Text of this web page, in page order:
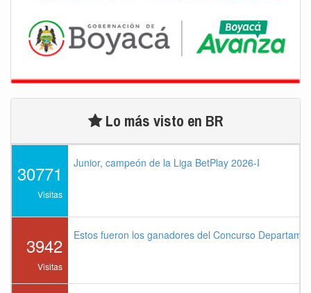
Lo más visto en BR
30771
Visitas
Junior, campeón de la Liga BetPlay 2026-I
3942
Visitas
Estos fueron los ganadores del Concurso